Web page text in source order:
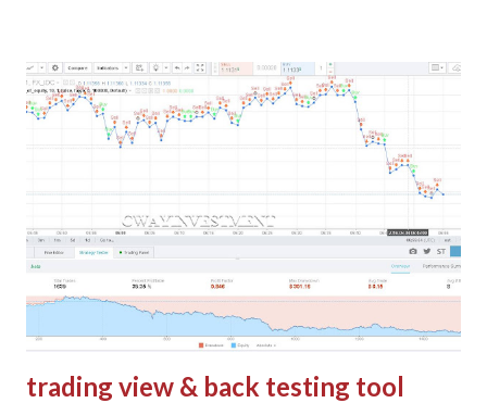
หมดตัว ไม่เครียด) step3>> เทรดหุ้นเท่าจำนวนเงิน ขาดทุนที่รับได้
ตย. คุณมีเงิน 1,000,000 รับการขาดทุนได้ 30000 บาท หรือก็คือ
3% ของเงินทั้งหมด ดังนั้น ก็ไปเทรดหุ้น aa ด้วยเงินแค่ 30000 บาท
ราคาหุ้นละ 100 บาทซื้อได้ 300 หุ้น >> สมมติเกิดขาดทุน worst
case คือหุ้นมูลค่าเป็นศูนย์ หรือบริษัทล้มละลาย ก็จะเสียเงินสูงสุด
30000 บาทเท่านั้น เลือกหุ้นหรือสินค้าที่เทรด ดีๆถ้ามันเกิดได้ยากก็
แปลว่ าโอกาสขาดทุนหมดเงินก็จะต่ำ ลง แถมทำให้ ไม่ต้องรีบ
stop...
trading view & back testing tool